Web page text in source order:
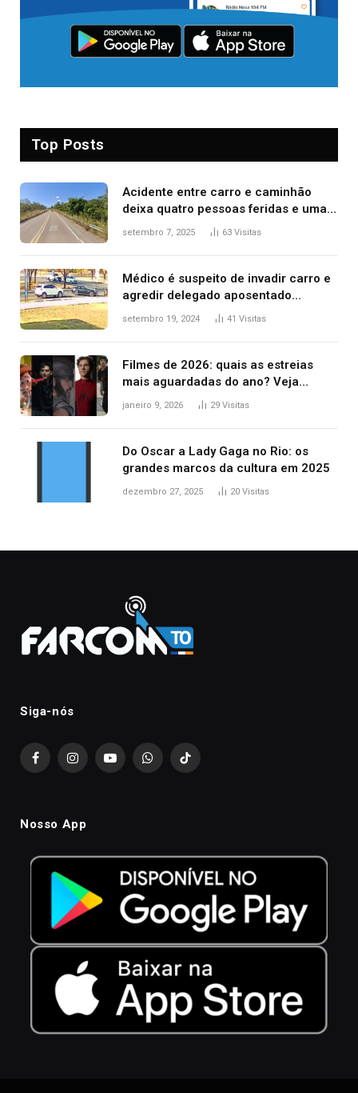
Top Posts
Acidente entre carro e caminhão
deixa quatro pessoas feridas e uma
mulher morta na TO-070
setembro 7, 2025 63 Visitas
Médico é suspeito de invadir carro e
agredir delegado aposentado
durante confusão no trânsito
setembro 19, 2024 41 Visitas
Filmes de 2026: quais as estreias
mais aguardadas do ano? Veja
principais lançamentos do cinema
janeiro 9, 2026 29 Visitas
Do Oscar a Lady Gaga no Rio: os
grandes marcos da cultura em 2025
dezembro 27, 2025 20 Visitas
Siga-nós
FacebookInstagramYouTubeWhatsAppTikTok
Nosso App